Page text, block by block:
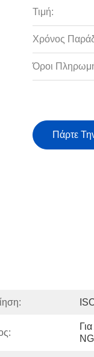
Τιμή:
Χρόνος
Όροι
Πάρτε